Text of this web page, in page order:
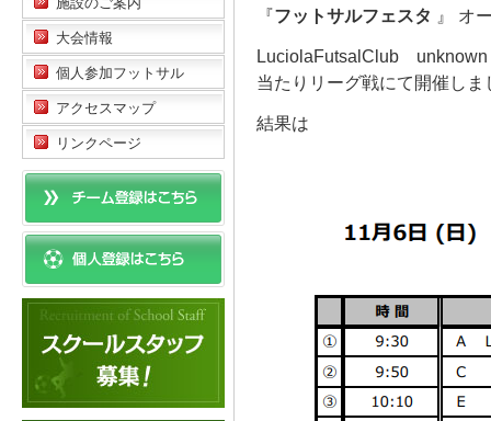
『フットサルフェスタ 』 オ
LuciolaFutsalClub unknown
当たりリーグ戦にて開催しま
結果は
大会情報
個人参加フットサル
アクセスマップ
リンクページ